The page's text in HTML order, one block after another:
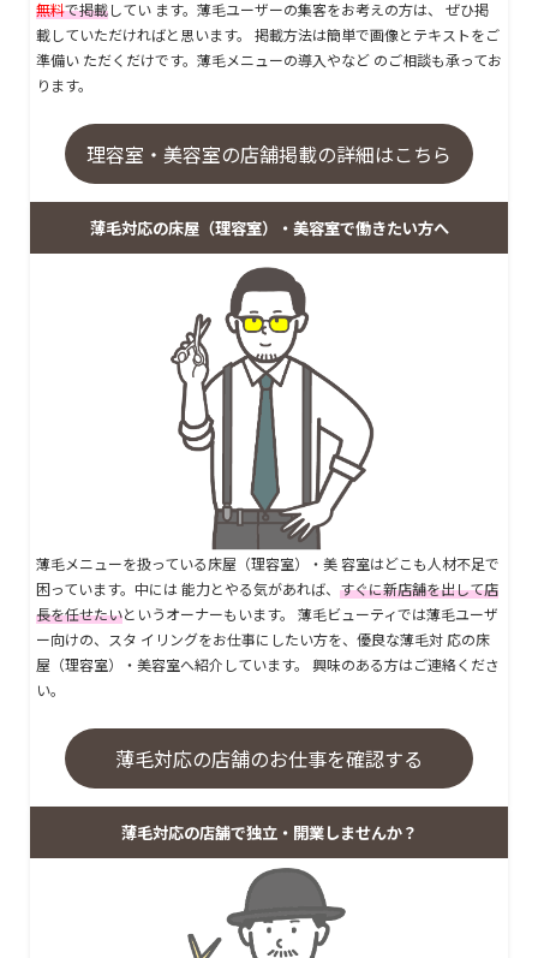
無料で掲載してい ます。薄毛ユーザーの集客をお考えの方は、 ぜひ掲
載していただければと思います。 掲載方法は簡単で画像とテキストをご
準備い ただくだけです。薄毛メニューの導入やなど のご相談も承ってお
ります。
理容室・美容室の店舗掲載の詳細はこちら
薄毛対応の床屋（理容室）・美容室で働きたい方へ
薄毛メニューを扱っている床屋（理容室）・美 容室はどこも人材不足で
困っています。中には 能力とやる気があれば、 すぐに新店舗を出して店
長を任せたいというオーナーもいます。 薄毛ビューティでは薄毛ユーザ
ー向けの、スタ イリングをお仕事にしたい方を、優良な薄毛対 応の床
屋（理容室）・美容室へ紹介しています。 興味のある方はご連絡くださ
い。
薄毛対応の店舗のお仕事を確認する
薄毛対応の店舗で独立・開業しませんか？